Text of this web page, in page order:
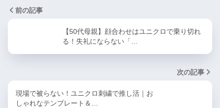
前の記事
【50代母親】顔合わせはユニクロで乗り切れ
る！失礼にならない「…
次の記事
現場で被らない！ユニクロ刺繍で推し活｜お
しゃれなテンプレート＆…